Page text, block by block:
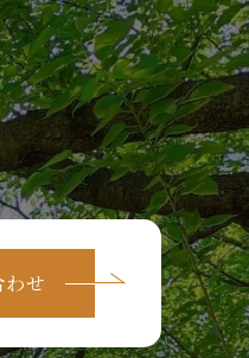
せ